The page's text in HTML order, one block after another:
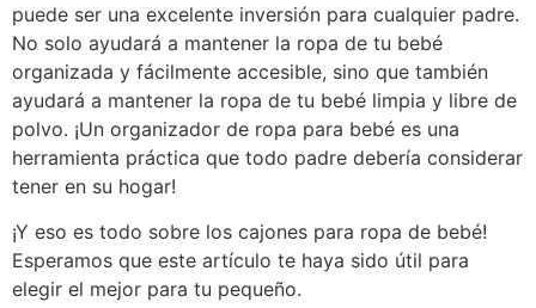
puede ser una excelente inversión para cualquier padre.
No solo ayudará a mantener la ropa de tu bebé
organizada y fácilmente accesible, sino que también
ayudará a mantener la ropa de tu bebé limpia y libre de
polvo. ¡Un organizador de ropa para bebé es una
herramienta práctica que todo padre debería considerar
tener en su hogar!
¡Y eso es todo sobre los cajones para ropa de bebé!
Esperamos que este artículo te haya sido útil para
elegir el mejor para tu pequeño.